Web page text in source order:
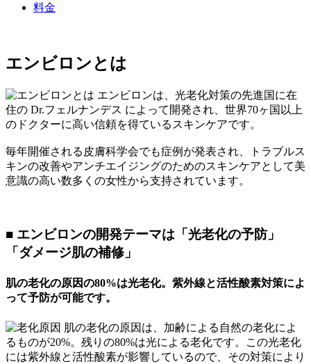
料金
エンビロンとは
エンビロンは、光老化対策の先進国に在
住の Dr.フェルナンデス によって開発され、世界70ヶ国以上
のドクターに高い信頼を得ているスキンケアです。
毎年開催される皮膚科学会でも症例が発表され、トラブルス
キンの改善やアンチエイジングのためのスキンケアとして美
意識の高い数多くの女性から支持されています。
■ エンビロンの開発テーマは「光老化の予防」
「ダメージ肌の補修」
肌の老化の原因の80%は光老化。紫外線と活性酸素対策によ
って予防が可能です。
肌の老化の原因は、加齢による自然の老化によ
るものが20%。残りの80%は光による老化です。この光老化
には紫外線と活性酸素が影響しているので、その対策により